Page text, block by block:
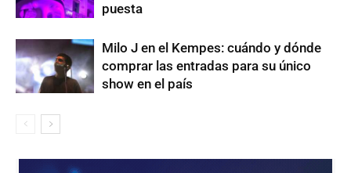
puesta
Milo J en el Kempes: cuándo y dónde
comprar las entradas para su único
show en el país